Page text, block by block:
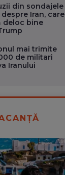
din sondajele
Iran, care
deloc bine
mai trimite
de militari
Iranului